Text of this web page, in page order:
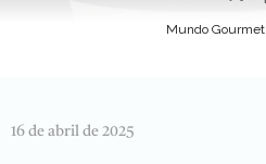
Mundo Gourmet
16 de abril de 2025